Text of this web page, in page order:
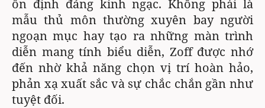
ổn định đáng kinh ngạc. Không phải là
mẫu thủ môn thường xuyên bay người
ngoạn mục hay tạo ra những màn trình
diễn mang tính biểu diễn, Zoff được nhớ
đến nhờ khả năng chọn vị trí hoàn hảo,
phản xạ xuất sắc và sự chắc chắn gần như
tuyệt đối.